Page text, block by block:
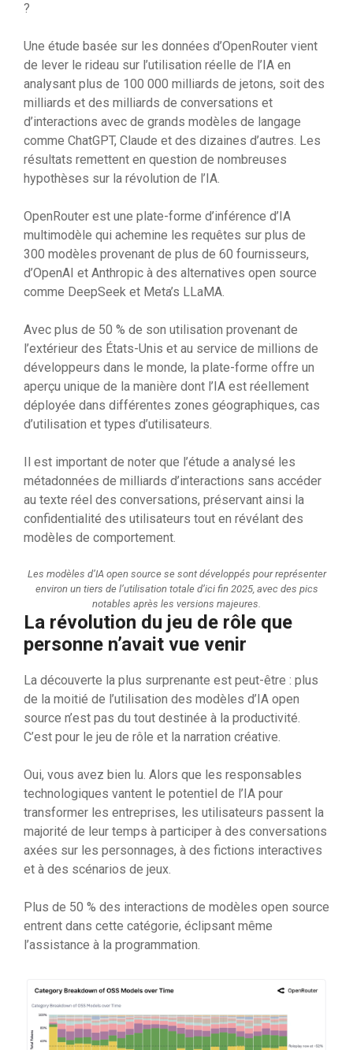
?
Une étude basée sur les données d’OpenRouter vient
de lever le rideau sur l’utilisation réelle de l’IA en
analysant plus de 100 000 milliards de jetons, soit des
milliards et des milliards de conversations et
d’interactions avec de grands modèles de langage
comme ChatGPT, Claude et des dizaines d’autres. Les
résultats remettent en question de nombreuses
hypothèses sur la révolution de l’IA.
​​OpenRouter est une plate-forme d’inférence d’IA
multimodèle qui achemine les requêtes sur plus de
300 modèles provenant de plus de 60 fournisseurs,
d’OpenAI et Anthropic à des alternatives open source
comme DeepSeek et Meta’s LLaMA.
Avec plus de 50 % de son utilisation provenant de
l’extérieur des États-Unis et au service de millions de
développeurs dans le monde, la plate-forme offre un
aperçu unique de la manière dont l’IA est réellement
déployée dans différentes zones géographiques, cas
d’utilisation et types d’utilisateurs.
Il est important de noter que l’étude a analysé les
métadonnées de milliards d’interactions sans accéder
au texte réel des conversations, préservant ainsi la
confidentialité des utilisateurs tout en révélant des
modèles de comportement.
Les modèles d’IA open source se sont développés pour représenter
environ un tiers de l’utilisation totale d’ici fin 2025, avec des pics
notables après les versions majeures.
La révolution du jeu de rôle que
personne n’avait vue venir
La découverte la plus surprenante est peut-être : plus
de la moitié de l’utilisation des modèles d’IA open
source n’est pas du tout destinée à la productivité.
C’est pour le jeu de rôle et la narration créative.
Oui, vous avez bien lu. Alors que les responsables
technologiques vantent le potentiel de l’IA pour
transformer les entreprises, les utilisateurs passent la
majorité de leur temps à participer à des conversations
axées sur les personnages, à des fictions interactives
et à des scénarios de jeux.
Plus de 50 % des interactions de modèles open source
entrent dans cette catégorie, éclipsant même
l’assistance à la programmation.